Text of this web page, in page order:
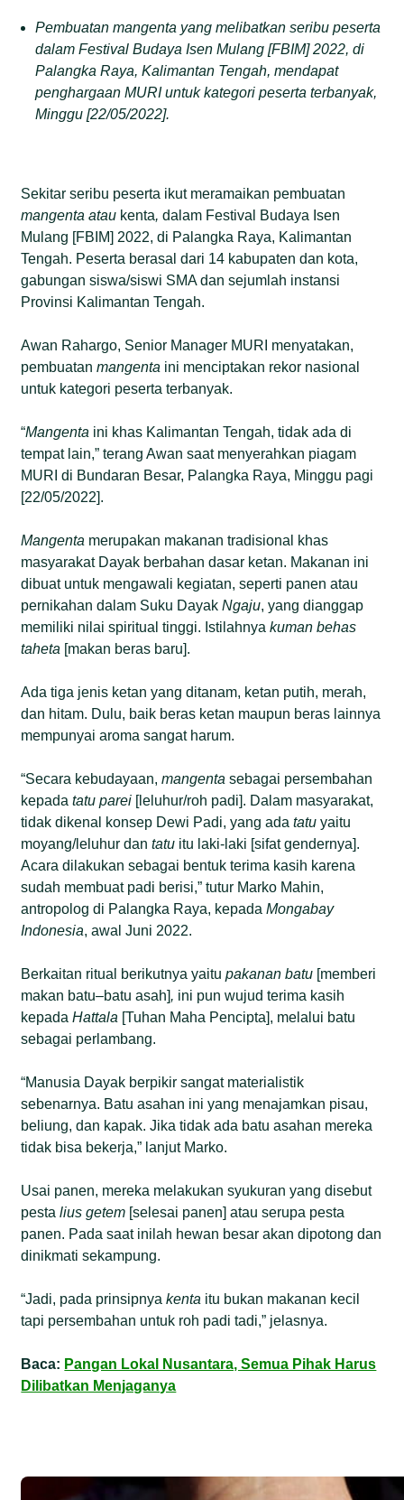
Pembuatan mangenta yang melibatkan seribu peserta
dalam Festival Budaya Isen Mulang [FBIM] 2022, di
Palangka Raya, Kalimantan Tengah, mendapat
penghargaanMURI untuk kategori peserta terbanyak,
Minggu [22/05/2022].
Sekitar seribu peserta ikut meramaikan pembuatan
mangenta atau kenta, dalam Festival Budaya Isen
Mulang [FBIM] 2022, di Palangka Raya, Kalimantan
Tengah. Peserta berasal dari 14 kabupaten dan kota,
gabungan siswa/siswi SMA dan sejumlah instansi
Provinsi Kalimantan Tengah.
Awan Rahargo, Senior Manager MURI menyatakan,
pembuatanmangenta ini menciptakan rekor nasional
untuk kategori peserta terbanyak.
“Mangenta ini khas Kalimantan Tengah, tidak ada di
tempat lain,” terang Awan saat menyerahkan piagam
MURI di Bundaran Besar, Palangka Raya, Minggu pagi
[22/05/2022].
Mangenta merupakan makanan tradisional khas
masyarakat Dayak berbahan dasar ketan. Makanan ini
dibuat untuk mengawali kegiatan, seperti panen atau
pernikahan dalam Suku DayakNgaju, yang dianggap
memiliki nilai spiritual tinggi. Istilahnyakuman behas
taheta [makan beras baru].
Ada tiga jenis ketan yang ditanam, ketan putih, merah,
dan hitam. Dulu, baik beras ketan maupun beras lainnya
mempunyai aroma sangat harum.
“Secara kebudayaan,mangenta sebagai persembahan
kepadatatu parei [leluhur/roh padi]. Dalam masyarakat,
tidak dikenal konsep Dewi Padi, yang adatatuyaitu
moyang/leluhur dantatu itu laki-laki [sifat gendernya].
Acara dilakukan sebagai bentuk terima kasih karena
sudah membuat padi berisi,” tutur Marko Mahin,
antropolog di Palangka Raya, kepadaMongabay
Indonesia, awal Juni 2022.
Berkaitan ritual berikutnya yaitupakanan batu [memberi
makan batu–batu asah], ini pun wujud terima kasih
kepadaHattala [Tuhan Maha Pencipta], melalui batu
sebagai perlambang.
“Manusia Dayak berpikir sangat materialistik
sebenarnya. Batu asahan ini yang menajamkan pisau,
beliung, dan kapak. Jika tidak ada batu asahan mereka
tidak bisa bekerja,” lanjut Marko.
Usai panen, mereka melakukan syukuran yang disebut
pestalius getem [selesai panen] atau serupa pesta
panen. Pada saat inilah hewan besar akan dipotong dan
dinikmati sekampung.
“Jadi, pada prinsipnyakenta itu bukan makanan kecil
tapi persembahan untuk roh padi tadi,” jelasnya.
Baca: Pangan Lokal Nusantara, Semua Pihak Harus
Dilibatkan Menjaganya